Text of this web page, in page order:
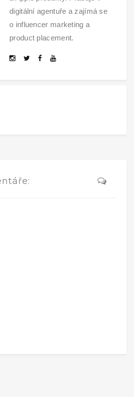
digitální agentuře a zajímá se
o influencer marketing a
product placement.